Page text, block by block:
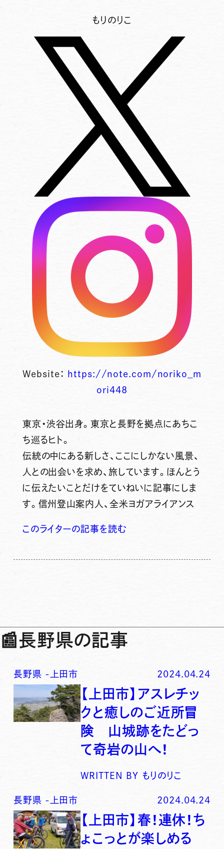
もりのりこ
Website：
https://note.com/noriko_m
ori448
東京・渋谷出身。東京と長野を拠点にあちこ
ち巡るヒト。
伝統の中にある新しさ、ここにしかない風景、
人との出会いを求め、旅しています。ほんとう
に伝えたいことだけをていねいに記事にしま
す。信州登山案内人、全米ヨガアライアンス
このライターの記事を読む
📰長野県の記事
長野県 - 上田市 2024.04.24
【上田市】アスレチッ
クと癒しのご近所冒
険 山城跡をたどっ
て奇岩の山へ！
WRITTEN BY もりのりこ
長野県 - 上田市 2024.04.24
【上田市】春！連休！ち
ょこっとが楽しめる